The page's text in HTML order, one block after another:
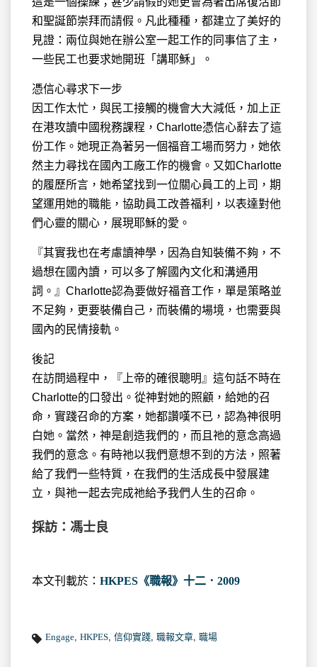
和聖誕節崇拜而請假。凡此種種，都建立了美好的
見證：兩位與她在辦公室一起工作的同事信了主，
一些民工也要求她開班「講耶穌」。
憑信心尋求下一步
因工作太忙，與民工接觸的機會大大減低，加上正
在港攻讀中國稅務課程，Charlotte憑信心辭去了這
份工作。她現正為著另一個福音工場而努力，她依
然主力尋找在國內工廠工作的機會。又如Charlotte
的履歷所言，她希望找到一位關心員工的上司，期
望運用她的職能，協助員工改善福利，以表達對他
們心靈的關心，展現耶穌的愛。
『其實我也在考慮讀神學，因為自知裝備不夠，不
過想在國內讀，可以多了解國內文化和溝通用
詞。』Charlotte認為要做好福音工作，單是策略並
不足夠，更要裝備自己，而裝備的場境，也需要與
國內的民情接軌。
後記
在訪問過程中，『上帝的確很聰明』這句話不時在
Charlotte的口發出。從神對她的照顧，給她的召
命，實踐召命的方案，她都讚嘆不已，認為神很明
白她。當然，神是創造我們的，而且祂的意念高過
我們的意念。有時祂以我們意想不到的方法，照著
給了我們一些特質，在我們的生活成長中發展建
立，與祂一起去完成祂給予我們人生的召命。
採訪：馮士良
本文刊載於： HKPES《職報》十二．2009
Engage, HKPES, 信仰實踐, 職報文章, 職場